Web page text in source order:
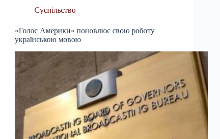
Суспільство
«Голос Америки» поновлює свою роботу
українською мовою